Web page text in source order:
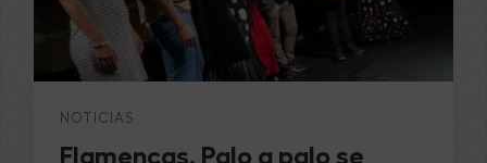
NOTICIAS
Flamencas. Palo a palo se